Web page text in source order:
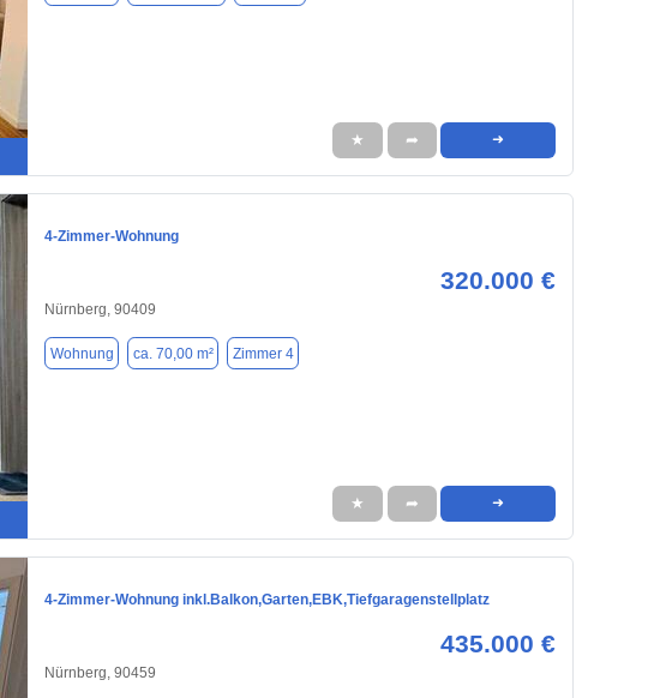
★ ➦ ➜
4-Zimmer-Wohnung
320.000 €
Nürnberg, 90409
Wohnung ca. 70,00 m² Zimmer 4
★ ➦ ➜
4-Zimmer-Wohnung inkl.Balkon,Garten,EBK,Tiefgaragenstellplatz
435.000 €
Nürnberg, 90459